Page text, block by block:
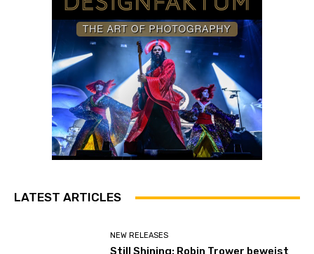
LATEST ARTICLES
NEW RELEASES
Still Shining: Robin Trower beweist